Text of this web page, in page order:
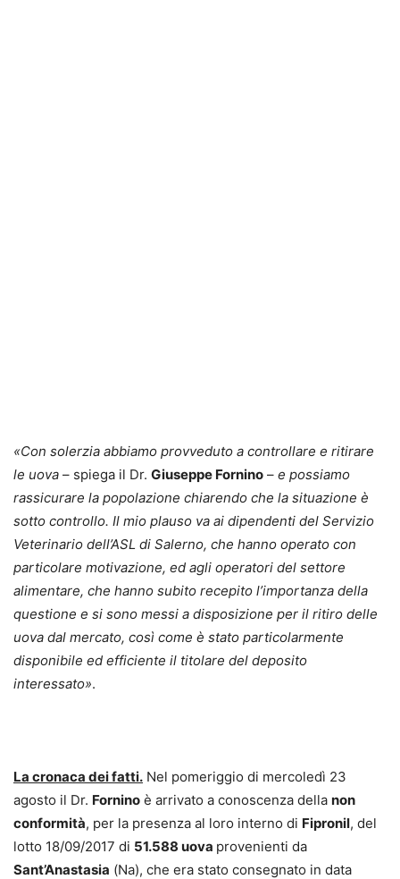
«Con solerzia abbiamo provveduto a controllare e ritirare
le uova – spiega il Dr. Giuseppe Fornino – e possiamo
rassicurare la popolazione chiarendo che la situazione è
sotto controllo. Il mio plauso va ai dipendenti del Servizio
Veterinario dell’ASL di Salerno, che hanno operato con
particolare motivazione, ed agli operatori del settore
alimentare, che hanno subito recepito l’importanza della
questione e si sono messi a disposizione per il ritiro delle
uova dal mercato, così come è stato particolarmente
disponibile ed efficiente il titolare del deposito
interessato».
La cronaca dei fatti. Nel pomeriggio di mercoledì 23
agosto il Dr. Fornino è arrivato a conoscenza della non
conformità, per la presenza al loro interno di Fipronil, del
lotto 18/09/2017 di 51.588 uova provenienti da
Sant’Anastasia (Na), che era stato consegnato in data